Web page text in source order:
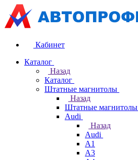
Кабинет
Каталог
Назад
Каталог
Штатные магнитолы
Назад
Штатные магнитолы
Audi
Назад
Audi
A1
A3